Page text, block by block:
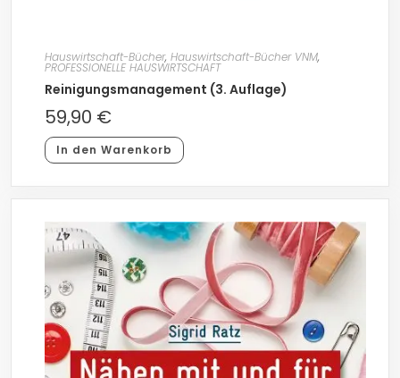
Hauswirtschaft-Bücher, Hauswirtschaft-Bücher VNM,
PROFESSIONELLE HAUSWIRTSCHAFT
Reinigungsmanagement (3. Auflage)
59,90 €
In den Warenkorb